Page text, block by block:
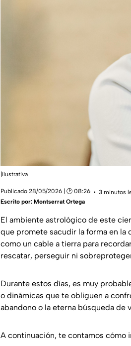
|ilustrativa
Publicado 28/05/2026 | 🕑 08:26
3 minutos
Escrito por: Montserrat Ortega
El ambiente astrológico de este
que promete sacudir la forma en la
como un cable a tierra para
rescatar, perseguir ni
Durante estos días, es muy
o dinámicas que te obliguen a
abandono o la eterna búsqueda de
A continuación, te contamos cómo